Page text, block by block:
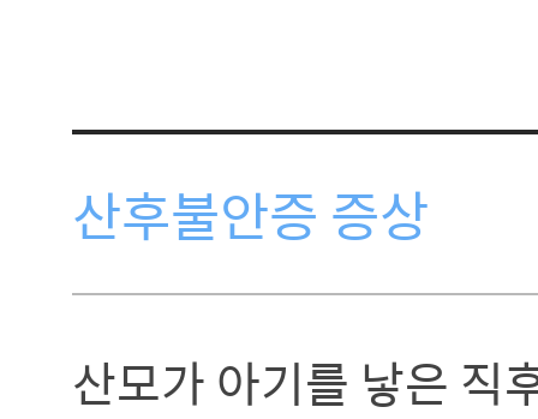
산후불안증 증상
산모가 아기를 낳은 직